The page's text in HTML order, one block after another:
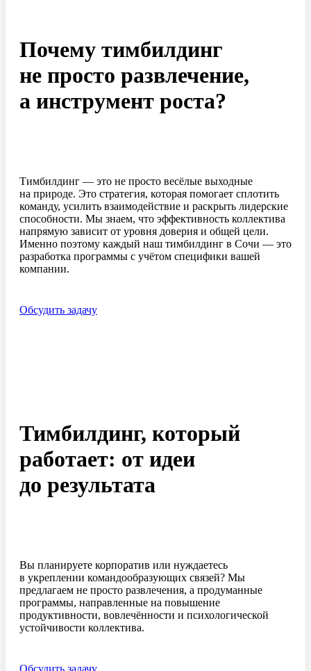
Почему тимбилдинг
не просто развлечение,
а инструмент роста?
Тимбилдинг — это не просто весёлые выходные
на природе. Это стратегия, которая помогает сплотить
команду, усилить взаимодействие и раскрыть лидерские
способности. Мы знаем, что эффективность коллектива
напрямую зависит от уровня доверия и общей цели.
Именно поэтому каждый наш тимбилдинг в Сочи — это
разработка программы с учётом специфики вашей
компании.
Обсудить задачу
Тимбилдинг, который
работает: от идеи
до результата
Вы планируете корпоратив или нуждаетесь
в укреплении командообразующих связей? Мы
предлагаем не просто развлечения, а продуманные
программы, направленные на повышение
продуктивности, вовлечённости и психологической
устойчивости коллектива.